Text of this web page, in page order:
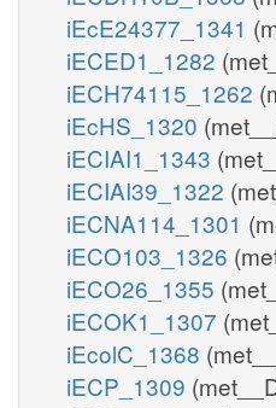
iEcE24377_1341
iECED1_1282
iECH74115_1262
iEcHS_1320
iECIAI1_1343
iECIAI39_1322
iECNA114_1301
iECO103_1326
iECO26_1355
iECOK1_1307
iEcolC_1368
iECP_1309